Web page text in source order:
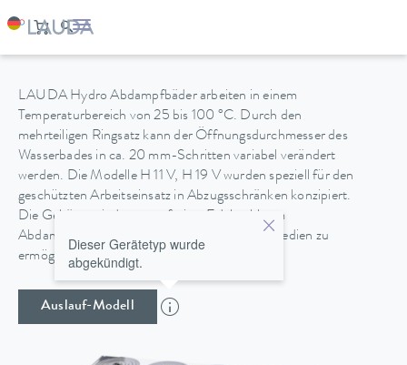
HYDRO H 19 V
LAUDA Hydro Abdampfbäder arbeiten in einem
Temperaturbereich von 25 bis 100 °C. Durch den
mehrteiligen Ringsatz kann der Öffnungsdurchmesser des
Wasserbades in ca. 20 mm-Schritten variabel verändert
werden. Die Modelle H 11 V, H 19 V wurden speziell für den
geschützten Arbeitseinsatz in Abzugsschränken konzipiert.
Die Gehäuse sind aus rostfreiem Edelstahl, um
Abdampfarbeiten mit chemisch aggressiven Medien zu
ermöglichen.
Auslauf-Modell
Dieser Gerätetyp wurde
abgekündigt.